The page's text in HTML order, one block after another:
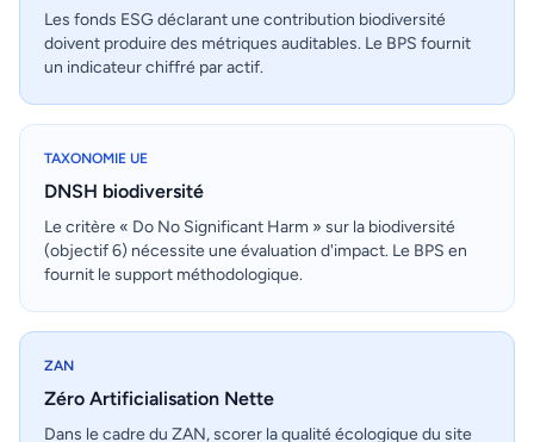
Les fonds ESG déclarant une contribution biodiversité
doivent produire des métriques auditables. Le BPS fournit
un indicateur chiffré par actif.
TAXONOMIE UE
DNSH biodiversité
Le critère « Do No Significant Harm » sur la biodiversité
(objectif 6) nécessite une évaluation d'impact. Le BPS en
fournit le support méthodologique.
ZAN
Zéro Artificialisation Nette
Dans le cadre du ZAN, scorer la qualité écologique du site